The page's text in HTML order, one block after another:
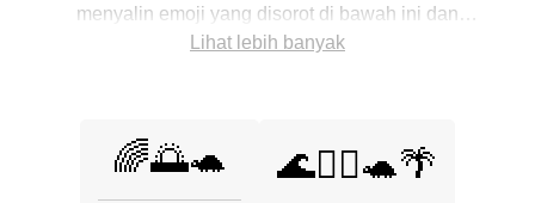
menyalin emoji yang disorot di bawah ini dan
menggunakannya di percakapan Anda untuk
pilihan? Jelajahi kategori lainnya untuk menemukan cara
Lihat lebih banyak
🌈🌅🐢 🌊🏄‍♀️🐢🌴